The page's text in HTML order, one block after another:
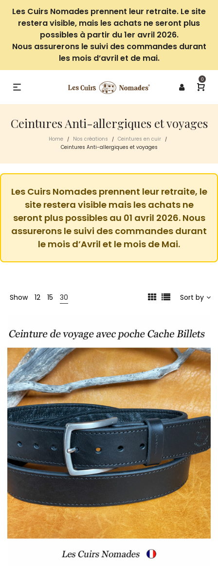
Les Cuirs Nomades prennent leur retraite. Le site
restera visible, mais les achats ne seront plus
possibles à partir du 1er avril 2026.
Nous assurerons le suivi des commandes durant
les mois d’avril et de mai.
0
Ceintures Anti-allergiques et voyages
Home / Nos créations / Ceintures en cuir /
Ceintures Anti-allergiques et voyages
Les Cuirs Nomades prennent leur retraite, le
site restera visible mais les achats ne
seront plus possibles au 01 avril 2026. Nous
assurerons le suivi des commandes durant
le mois d’Avril et le mois de Mai.
Show 12 15 30 Sort by